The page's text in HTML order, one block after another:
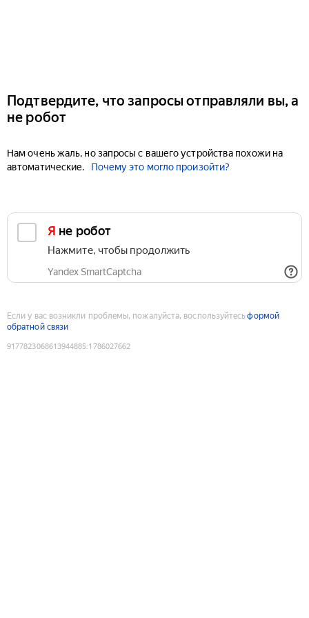
Подтвердите, что запросы отправляли вы, а
не робот
Нам очень жаль, но запросы с вашего устройства похожи на
автоматические.
Почему это могло произойти?
Я не робот
Нажмите, чтобы продолжить
Yandex SmartCaptcha
Если у вас возникли проблемы, пожалуйста, воспользуйтесьформой
обратной связи
9177823068613944885:1786027662